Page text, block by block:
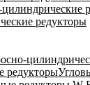
редукторы